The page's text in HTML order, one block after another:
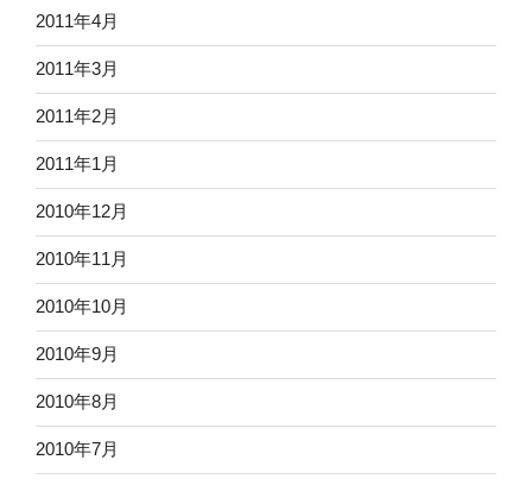
2011年4月
2011年3月
2011年2月
2011年1月
2010年12月
2010年11月
2010年10月
2010年9月
2010年8月
2010年7月